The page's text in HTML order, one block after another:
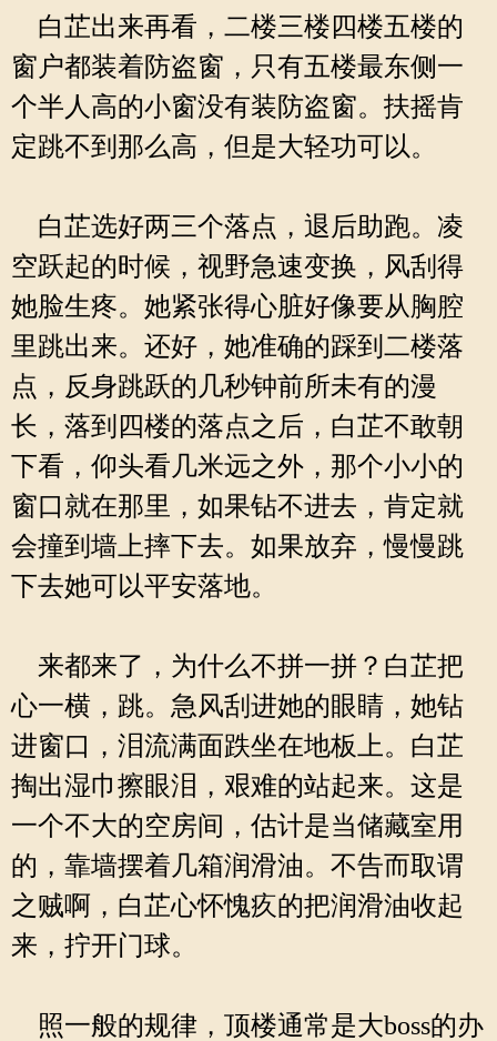
白芷出来再看，二楼三楼四楼五楼的
窗户都装着防盗窗，只有五楼最东侧一
个半人高的小窗没有装防盗窗。扶摇肯
定跳不到那么高，但是大轻功可以。
白芷选好两三个落点，退后助跑。凌
空跃起的时候，视野急速变换，风刮得
她脸生疼。她紧张得心脏好像要从胸腔
里跳出来。还好，她准确的踩到二楼落
点，反身跳跃的几秒钟前所未有的漫
长，落到四楼的落点之后，白芷不敢朝
下看，仰头看几米远之外，那个小小的
窗口就在那里，如果钻不进去，肯定就
会撞到墙上摔下去。如果放弃，慢慢跳
下去她可以平安落地。
来都来了，为什么不拼一拼？白芷把
心一横，跳。急风刮进她的眼睛，她钻
进窗口，泪流满面跌坐在地板上。白芷
掏出湿巾擦眼泪，艰难的站起来。这是
一个不大的空房间，估计是当储藏室用
的，靠墙摆着几箱润滑油。不告而取谓
之贼啊，白芷心怀愧疚的把润滑油收起
来，拧开门球。
照一般的规律，顶楼通常是大boss的办